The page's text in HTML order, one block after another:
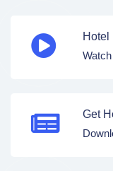
Hotel
Get